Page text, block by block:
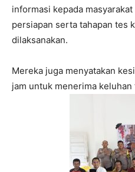
informasi kepada
persiapan serta tahapan tes
dilaksanakan.
Mereka juga menyatakan
jam untuk menerima